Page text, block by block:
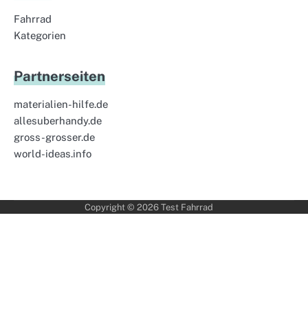
Fahrrad
Kategorien
Partnerseiten
materialien-hilfe.de
allesuberhandy.de
gross-grosser.de
world-ideas.info
Copyright © 2026 Test Fahrrad